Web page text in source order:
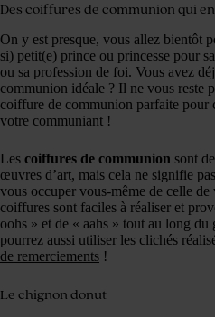
Des coiffures de communion qui
On y est presque, vous allez bientôt
si) petit(e) prince ou princesse pour
ou sa profession de foi. Vous avez
communion idéale ? Il ne vous reste
coiffure de communion parfaite pour
votre communiant !
Les coiffures de communion sont
œuvres d’art, mais cela ne signifie
vous occuper vous-même de celle de
coiffures sont faciles à réaliser et
oohs » et de « aahs » tout au long
pourrez aussi utiliser les clichés
de remerciements !
Le chignon donut